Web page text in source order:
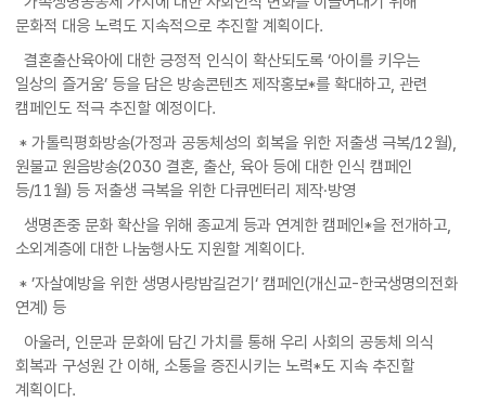
문화적 대응 노력도 지속적으로 추진할 계획이다.
결혼출산육아에 대한 긍정적 인식이 확산되도록 ‘아이를 키우는
일상의 즐거움’ 등을 담은 방송콘텐츠 제작홍보*를 확대하고, 관련
캠페인도 적극 추진할 예정이다.
* 가톨릭평화방송(가정과 공동체성의 회복을 위한 저출생 극복/12월),
원불교 원음방송(2030 결혼, 출산, 육아 등에 대한 인식 캠페인
등/11월) 등 저출생 극복을 위한 다큐멘터리 제작·방영
생명존중 문화 확산을 위해 종교계 등과 연계한 캠페인*을 전개하고,
소외계층에 대한 나눔행사도 지원할 계획이다.
* ’자살예방을 위한 생명사랑밤길걷기‘ 캠페인(개신교-한국생명의전화
연계) 등
아울러, 인문과 문화에 담긴 가치를 통해 우리 사회의 공동체 의식
회복과 구성원 간 이해, 소통을 증진시키는 노력*도 지속 추진할
계획이다.